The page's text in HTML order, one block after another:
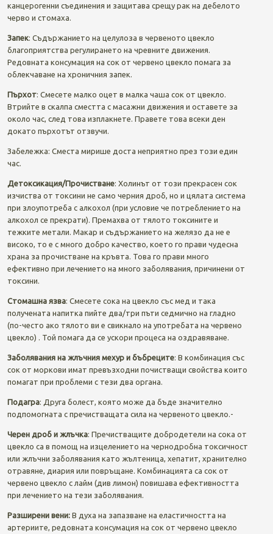
канцерогенни съединения и защитава срещу рак на дебелото
черво и стомаха.
Запек: Съдържанието на целулоза в червеното цвекло
благоприятства регулирането на чревните движения.
Редовната консумация на сок от червено цвекло помага за
облекчаване на хроничния запек.
Пърхот: Смесете малко оцет в малка чаша сок от цвекло.
Втрийте в скалпа сместта с масажни движения и оставете за
около час, след това изплакнете. Правете това всеки ден
докато пърхотът отзвучи.
Забележка: Сместа мирише доста неприятно през този един
час.
Детоксикация/Прочистване: Холинът от този прекрасен сок
изчиства от токсини не само черния дроб, но и цялата система
при злоупотреба с алкохол (при условие че потреблението на
алкохол се прекрати). Премахва от тялото токсините и
тежките метали. Макар и съдържанието на желязо да не е
високо, то е с много добро качество, което го прави чудесна
храна за прочистване на кръвта. Това го прави много
ефективно при лeчението на много заболявания, причинени от
токсини.
Стомашна язва: Смесете сока на цвекло със мед и така
получената напитка пийте два/три пъти седмично на гладно
(по-често ако тялото ви е свикнало на употребата на червено
цвекло) . Той помага да се ускори процеса на оздравяване.
Заболявания на жлъчния мехур и бъбреците: В комбинация със
сок от моркови имат превъзходни почистващи свойства които
помагат при проблеми с тези два органа.
Подагра: Друга болест, която може да бъде значително
подпомогната с пречистващата сила на червеното цвекло.-
Черен дроб и жлъчка: Пречистващите добродетели на сока от
цвекло са в помощ на изцелението на чернодробна токсичност
или жлъчни заболявания като жълтеница, хепатит, хранително
отравяне, диария или повръщане. Комбинацията са сок от
червено цвекло с лайм (див лимон) повишава ефективността
при лечението на тези заболявания.
Разширени вени: В духа на запазване на еластичността на
артериите, редовната консумация на сок от червено цвекло